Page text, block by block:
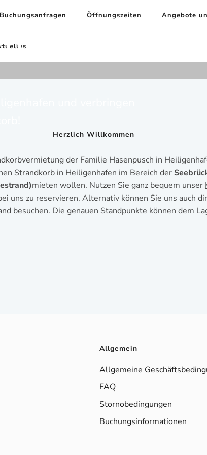
Öffnungszeiten Angebote
Herzlich Willkommen
der Familie Hasenpusch in
Strandkorb in Heiligenhafen im Bereich der
mieten wollen. Nutzen Sie ganz bequem unser
uns zu reservieren. Alternativ können Sie uns auch
besuchen. Die genauen Standpunkte können dem
Allgemein
Allgemeine
FAQ
Stornobedingungen
Buchungsinformationen